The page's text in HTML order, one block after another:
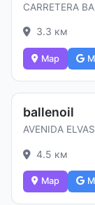
CARRETERA
3.3 км
Map
ballenoil
AVENIDA
4.5 км
Map